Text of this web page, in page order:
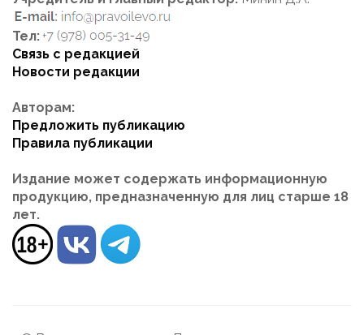
Тел:
Связь с редакцией
Новости редакции
Авторам:
Предложить публикацию
Правила публикации
Издание может содержать информационную
продукцию, предназначенную для лиц старше 18
лет.